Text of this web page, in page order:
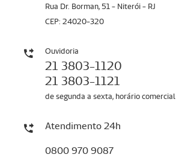
Rua Dr. Borman, 51 - Niterói - RJ
CEP: 24020-320
Ouvidoria
21 3803-1120
21 3803-1121
de segunda a sexta, horário comercial
Atendimento 24h
0800 970 9087